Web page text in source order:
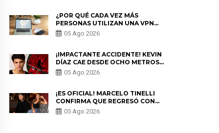
¿POR QUÉ CADA VEZ MÁS
PERSONAS UTILIZAN UNA VPN
PARA PROTEGER SU
PRIVACIDAD?
05 Ago 2026
¡IMPACTANTE ACCIDENTE! KEVIN
DÍAZ CAE DESDE OCHO METROS
EN “ESTO ES GUERRA” Y GENERA
PREOCUPACIÓN
05 Ago 2026
¡ES OFICIAL! MARCELO TINELLI
CONFIRMA QUE REGRESÓ CON
MILETT FIGUEROA: “EL AMOR
PUDO MÁS”
05 Ago 2026